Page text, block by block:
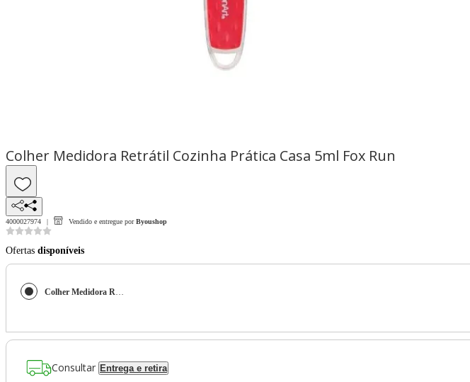
Colher Medidora Retrátil Cozinha Prática Casa 5ml Fox Run
4000027974 Vendido e entregue por Byoushop
Ofertas disponíveis
Colher Medidora Retrátil Cozinha Prática Casa 5ml Fox Run
Consultar Entrega e retira